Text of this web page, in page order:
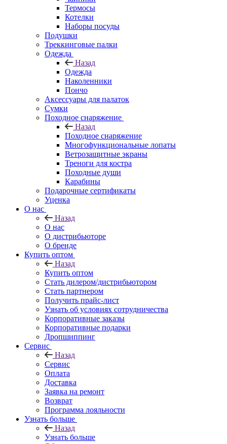
Термосы
Котелки
Наборы посуды
Подушки
Треккинговые палки
Одежда
Назад
Одежда
Наколенники
Пончо
Аксессуары для палаток
Сумки
Походное снаряжение
Назад
Походное снаряжение
Многофункциональные лопаты
Ветрозащитные экраны
Треноги для костра
Походные души
Карабины
Подарочные сертификаты
Уценка
О нас
Назад
О нас
О дистрибьюторе
О бренде
Купить оптом
Назад
Купить оптом
Стать дилером/дистрибьютором
Стать партнером
Получить прайс-лист
Узнать об условиях сотрудничества
Корпоративные заказы
Корпоративные подарки
Дропшиппинг
Сервис
Назад
Сервис
Оплата
Доставка
Заявка на ремонт
Возврат
Программа лояльности
Узнать больше
Назад
Узнать больше